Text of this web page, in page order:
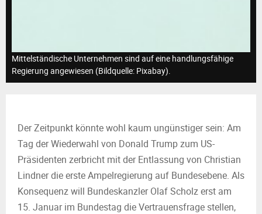
E
U
Mittelständische Unternehmen sind auf eine handlungsfähige
Regierung angewiesen (Bildquelle: Pixabay).
Der Zeitpunkt könnte wohl kaum ungünstiger sein: Am
Tag der Wiederwahl von Donald Trump zum US-
Präsidenten zerbricht mit der Entlassung von Christian
Lindner die erste Ampelregierung auf Bundesebene. Als
Konsequenz will Bundeskanzler Olaf Scholz erst am
15. Januar im Bundestag die Vertrauensfrage stellen,